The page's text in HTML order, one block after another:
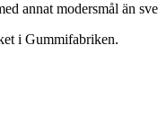
annat modersmål än
i Gummifabriken.